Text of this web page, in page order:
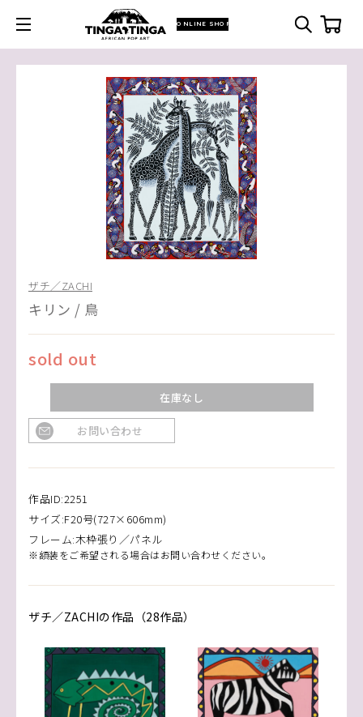
ONLINE SHOP
ザチ／ZACHI
キリン / 鳥
sold out
在庫なし
お問い合わせ
作品ID:2251
サイズ:F20号(727×606mm)
フレーム:木枠張り／パネル
※額装をご希望される場合はお問い合わせください。
ザチ／ZACHIの作品（28作品）